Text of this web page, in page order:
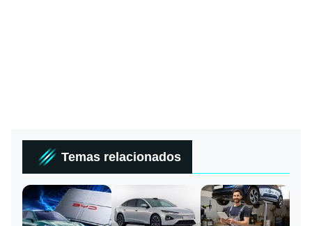
Temas relacionados